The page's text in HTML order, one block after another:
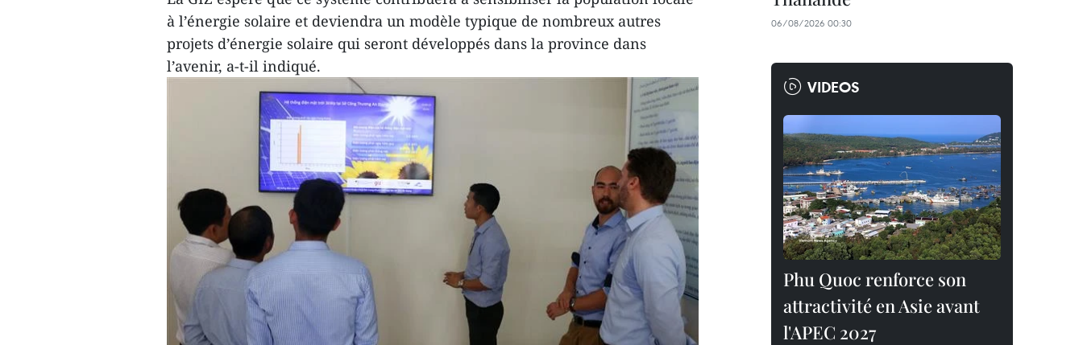
à l’énergie solaire et deviendra un modèle typique de nombreux autres
projets d’énergie solaire qui seront développés dans la province dans
l’avenir, a-t-il indiqué.
06/08/2026 00:30
VIDEOS
Phu Quoc renforce son
attractivité en Asie avant
l'APEC 2027